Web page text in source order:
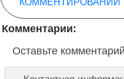
Комментарии:
Оставьте комментарий